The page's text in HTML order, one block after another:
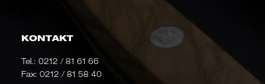
KONTAKT
Tel.: 0212 / 81 61 66
Fax: 0212 / 81 58 40